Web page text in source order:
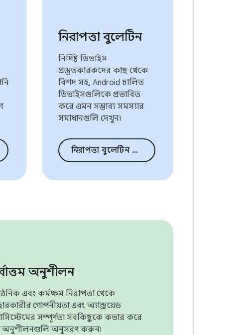
নিরাপত্তা বুলেটিন
নির্দিষ্ট ডিভাইস
প্রস্তুতকারকদের কাছ থেকে
বিশদ সহ, Android চালিত
ডিভাইসগুলিকে প্রভাবিত
করে এমন সম্ভাব্য সমস্যার
সমাধানগুলি দেখুন৷
নিরাপত্তা বুলেটিন যান
অনুশীলন
এবং কর্মক্ষম নিরাপত্তা থেকে
গোপনীয়তা এবং অ্যান্ড্রয়েড
সম্পূর্ণতা সবকিছুকে কভার করে
অনুশীলনগুলি অনুসরণ করুন৷